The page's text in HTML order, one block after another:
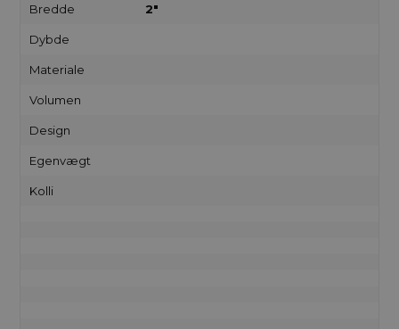
Bredde 2"
Dybde
Materiale
Volumen
Design
Egenvægt
Kolli